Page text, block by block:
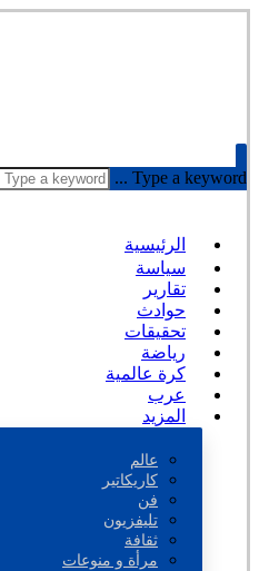
Type a keyword ...
الرئيسية
سياسة
تقارير
حوادث
تحقيقات
رياضة
كرة عالمية
عرب
المزيد
عالم
كاريكاتير
فن
تليفزيون
ثقافة
مرأة و منوعات